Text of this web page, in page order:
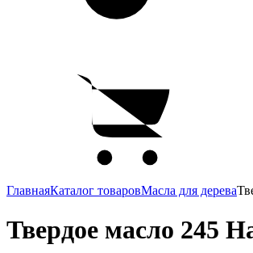
ГлавнаяКаталог товаровМасла для дерева
Твердое масло 245